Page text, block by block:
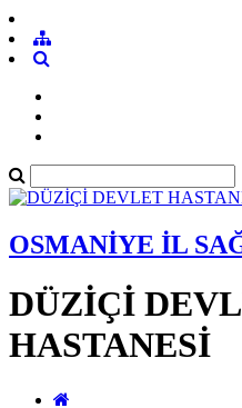
OSMANİYE İL
DÜZİÇİ
HASTANESİ